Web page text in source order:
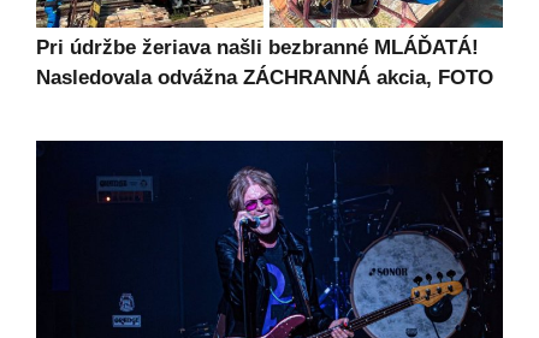
Pri údržbe žeriava našli bezbranné MLÁĎATÁ!
Nasledovala odvážna ZÁCHRANNÁ akcia, FOTO